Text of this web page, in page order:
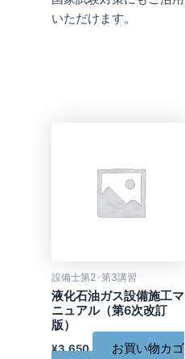
いただけます。
設備士第2･第3講習
液化石油ガス設備施工マ
ニュアル（第6次改訂
版）
¥3,650
お買い物カゴ